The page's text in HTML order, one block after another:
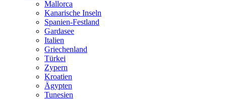
Mallorca
Kanarische Inseln
Spanien-Festland
Gardasee
Italien
Griechenland
Türkei
Zypern
Kroatien
Ägypten
Tunesien